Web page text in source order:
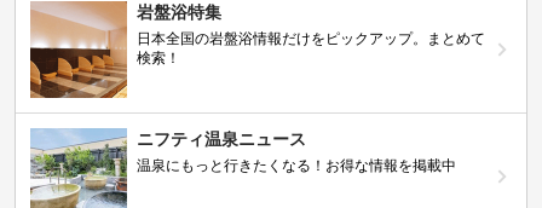
岩盤浴特集
日本全国の岩盤浴情報だけをピックアップ。まとめて
検索！
ニフティ温泉ニュース
温泉にもっと行きたくなる！お得な情報を掲載中